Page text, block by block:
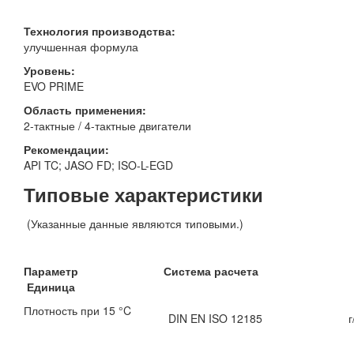
Технология производства:
улучшенная формула
Уровень:
EVO PRIME
Область применения:
2-тактные / 4-тактные двигатели
Рекомендации:
API TC; JASO FD; ISO-L-EGD
Типовые характеристики
(Указанные данные являются типовыми.)
Параметр Система расчета
Единица
Плотность при 15 °C
DIN EN ISO 12185